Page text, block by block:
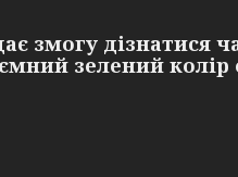
змогу дізнатися
зелений колір